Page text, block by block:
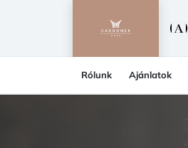
Rólunk Ajánlatok